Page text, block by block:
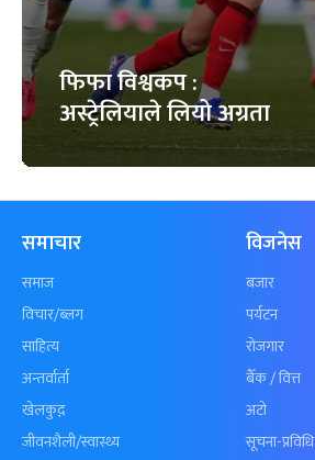
फिफा विश्वकप :
अस्ट्रेलियाले लियो अग्रता
समाचार
समाज
विचार/ब्लग
साहित्य
अन्तर्वार्ता
खेलकुद़़
जीवनशैली/स्वास्थ्य
विजनेस
बजार
पर्यटन
रोजगार
बैँक / वित्त
अटो
सूचना-प्रविधि